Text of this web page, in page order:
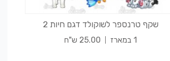
שקף טרנספר לשוקולד דגם חיות 2
1 במארז 25.00 ש"ח